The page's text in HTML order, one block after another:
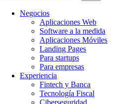
Negocios
Aplicaciones Web
Software a la medida
Aplicaciones Móviles
Landing Pages
Para startups
Para empresas
Experiencia
Fintech y Banca
Tecnología Fiscal
Ciberseguridad